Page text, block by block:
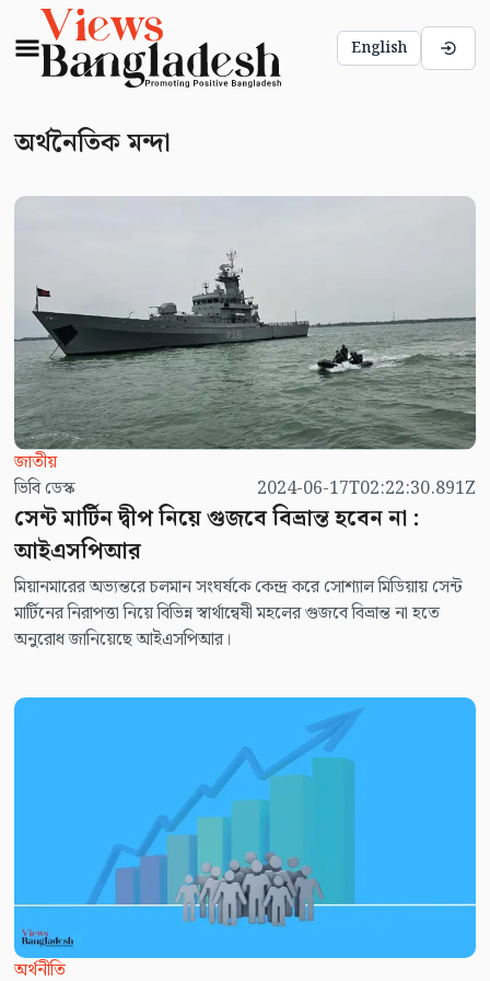
English
অর্থনৈতিক মন্দা
জাতীয়
ভিবি ডেস্ক
2024-06-17T02:22:30.891Z
সেন্ট মার্টিন দ্বীপ নিয়ে গুজবে বিভ্রান্ত হবেন না :
আইএসপিআর
মিয়ানমারের অভ্যন্তরে চলমান সংঘর্ষকে কেন্দ্র করে সোশ্যাল মিডিয়ায় সেন্ট
মার্টিনের নিরাপত্তা নিয়ে বিভিন্ন স্বার্থান্বেষী মহলের গুজবে বিভ্রান্ত না হতে
অনুরোধ জানিয়েছে আইএসপিআর।
অর্থনীতি